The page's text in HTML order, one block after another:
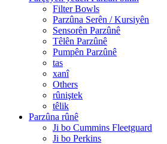
Filter Bowls
Parzûna Serên / Kursiyên
Sensorên Parzûnê
Têlên Parzûnê
Pumpên Parzûnê
tas
xanî
Others
rûniştek
têlik
Parzûna rûnê
Ji bo Cummins Fleetguard
Ji bo Perkins